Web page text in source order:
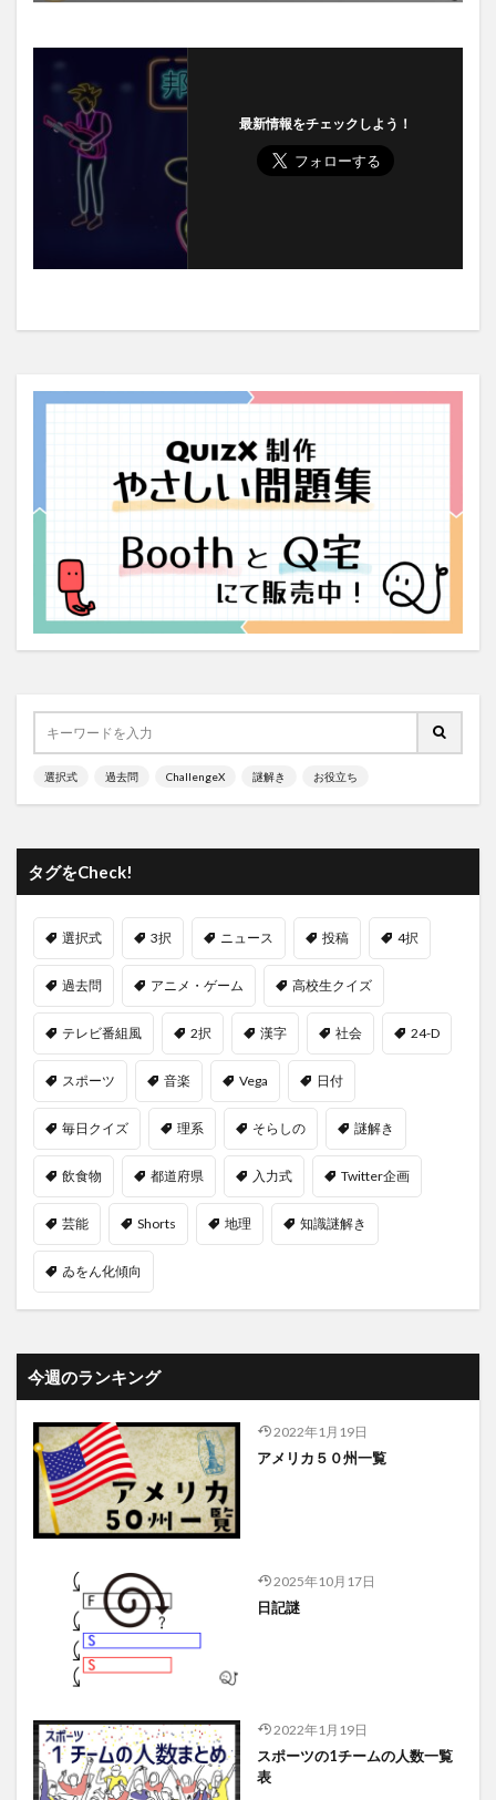
最新情報をチェックしよう！
選択式 過去問 ChallengeX 謎解き お役立ち
タグをCheck!
選択式 3択 ニュース 投稿 4択
過去問 アニメ・ゲーム 高校生クイズ
テレビ番組風 2択 漢字 社会 24-D
スポーツ 音楽 Vega 日付
毎日クイズ 理系 そらしの 謎解き
飲食物 都道府県 入力式 Twitter企画
芸能 Shorts 地理 知識謎解き
ゐをん化傾向
今週のランキング
2022年1月19日
アメリカ５０州一覧
2025年10月17日
日記謎
2022年1月19日
スポーツの1チームの人数一覧
表